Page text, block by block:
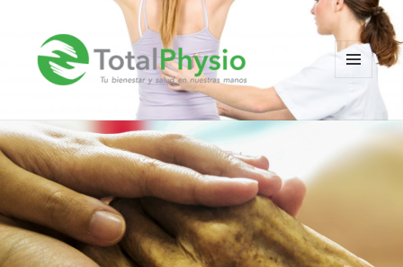
TotalPhysio
Y
WIDGETS